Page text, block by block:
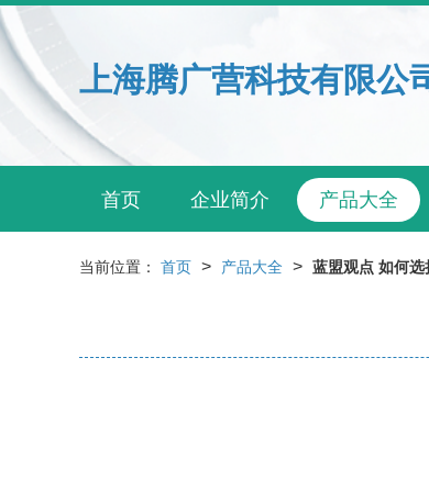
上海腾广营科技有限公
首页 企业简介 产品大全
当前位置： 首页 > 产品大全 > 蓝盟观点 如何选